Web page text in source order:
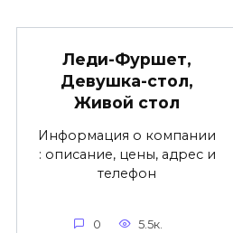
Леди-Фуршет,
Девушка-стол,
Живой стол
Информация о компании
: описание, цены, адрес и
телефон
0 5.5к.